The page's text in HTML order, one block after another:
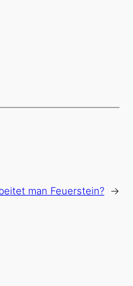
man Feuerstein? →